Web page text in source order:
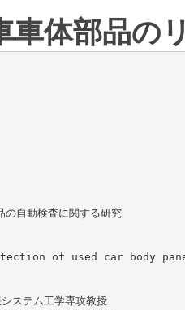
車体部品の
の自動検査に関する研究
of used car body
ステム工学専攻教授